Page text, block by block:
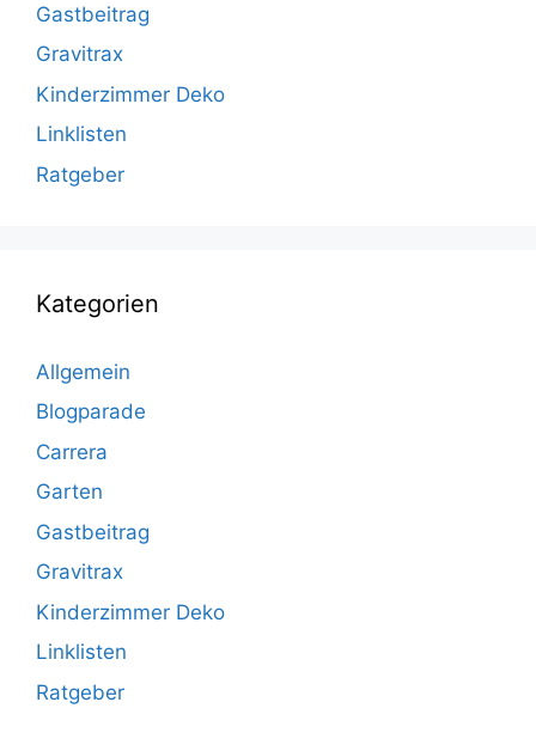
Gastbeitrag
Gravitrax
Kinderzimmer Deko
Linklisten
Ratgeber
Kategorien
Allgemein
Blogparade
Carrera
Garten
Gastbeitrag
Gravitrax
Kinderzimmer Deko
Linklisten
Ratgeber